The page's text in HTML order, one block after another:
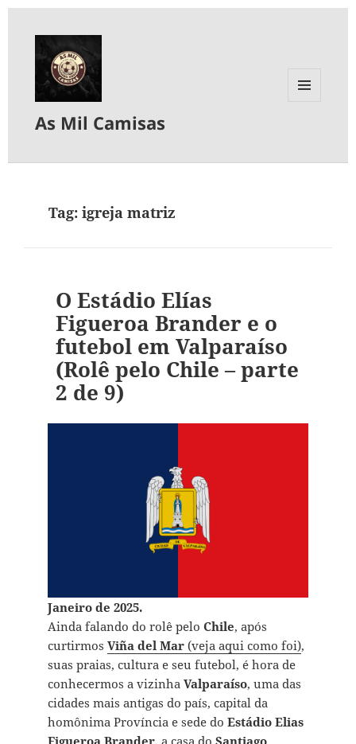
As Mil Camisas
Tag:igreja matriz
O Estádio Elías
Figueroa Brander e o
futebol em Valparaíso
(Rolê pelo Chile – parte
2 de 9)
Janeiro de 2025.
Ainda falando do rolê pelo Chile, após
curtirmos Viña del Mar (veja aqui como foi),
suas praias, cultura e seu futebol, é hora de
conhecermos a vizinha Valparaíso, uma das
cidades mais antigas do país, capital da
homônima Província e sede do Estádio Elias